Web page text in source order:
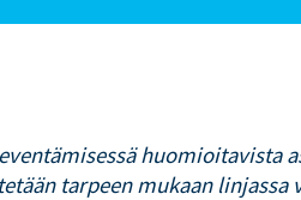
huomioitavista
tarpeen mukaan